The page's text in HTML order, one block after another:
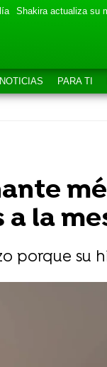
Shakira actualiza su
NOTICIAS PARA TI
a la
porque su